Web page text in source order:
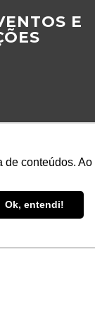
conteúdos.
Ok, entendi!
E